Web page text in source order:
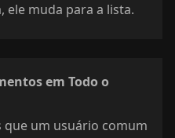
ele muda para a lista.
em Todo o
um usuário comum